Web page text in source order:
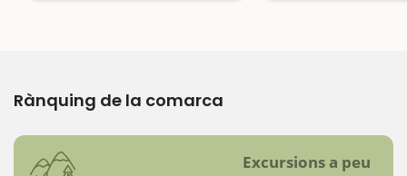
Rànquing de la comarca
Excursions a peu